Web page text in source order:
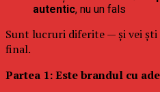
autentic, nu un fals
Sunt lucruri diferite — și vei ști
final.
Partea 1: Este brandul cu